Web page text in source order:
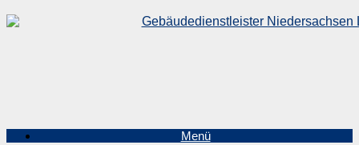
Zum
Inhalt
Menü